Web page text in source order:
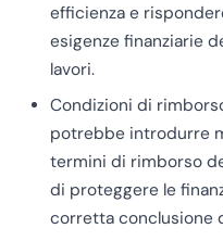
efficienza e
esigenze finanziarie
lavori.
Condizioni di
potrebbe introdurre
termini di rimborso
di proteggere le
corretta conclusione